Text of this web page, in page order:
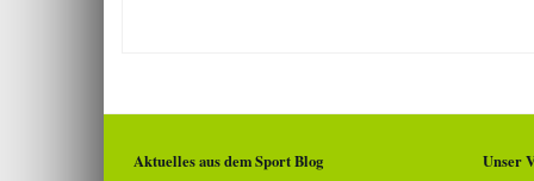
Aktuelles aus dem Sport Blog Unser